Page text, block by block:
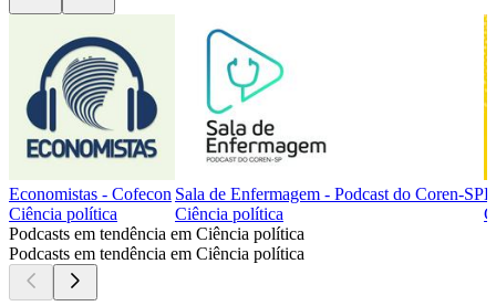
Economistas - Cofecon
Ciência política
Sala de Enfermagem - Podcast do Coren-SP
Ciência política
Podcasts em tendência em Ciência política
Podcasts em tendência em Ciência política